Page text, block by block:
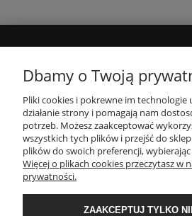
PŁATNOŚCI I
O NAS
Dbamy o Twoją
Pliki cookies i pokrewne im
działanie strony i pomagają nam
potrzeb. Możesz zaakceptować
wszystkich tych plików i przejść do
plików do swoich preferencji,
Więcej o plikach cookies przeczytasz w
prywatności.
ZAAKCEPTUJ TYLKO